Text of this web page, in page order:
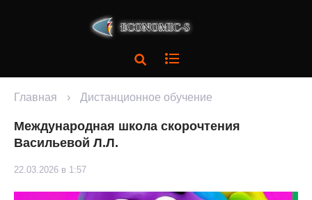
Главная › Дистанционное обучение
Международная школа скорочтения
Васильевой Л.Л.
22.03.2026 в 1:57